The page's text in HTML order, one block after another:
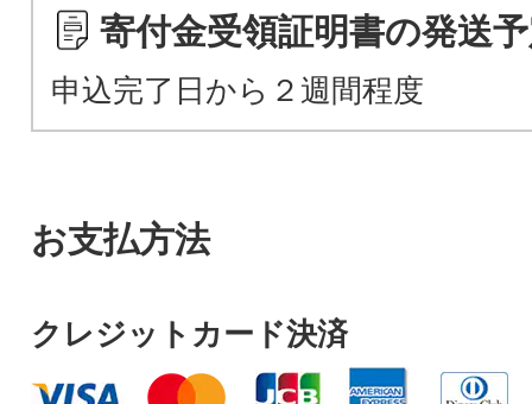
寄付金受領証明書の発送
申込完了日から２週間程度
お支払方法
クレジットカード決済